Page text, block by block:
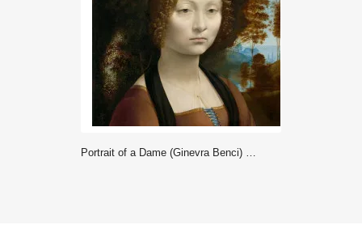
Portrait of a Dame (Ginevra Benci) oryginal - Da Vinci